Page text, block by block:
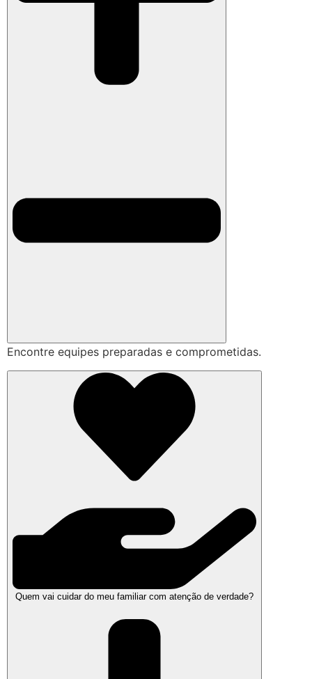
Encontre equipes preparadas e comprometidas.
Quem vai cuidar do meu familiar com atenção de verdade?